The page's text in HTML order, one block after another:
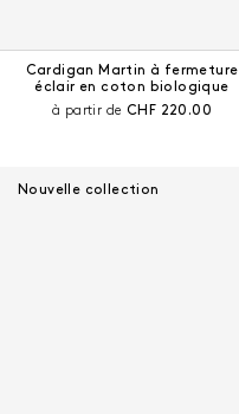
Cardigan Martin à fermeture
éclair en coton biologique
à partir de Prix courant :
CHF 220.00
Nouvelle collection